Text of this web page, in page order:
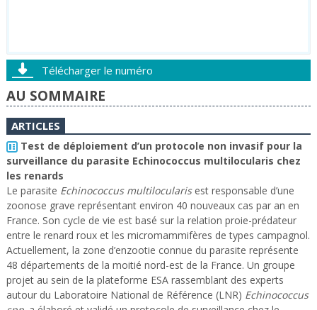
Télécharger le numéro
AU SOMMAIRE
ARTICLES
Test de déploiement d’un protocole non invasif pour la
surveillance du parasite Echinococcus multilocularis chez
les renards
Le parasite Echinococcus multilocularisest responsable d’une
zoonose grave représentant environ 40 nouveaux cas par an en
France. Son cycle de vie est basé sur la relation proie-prédateur
entre le renard roux et les micromammifères de types campagnol.
Actuellement, la zone d’enzootie connue du parasite représente
48 départements de la moitié nord-est de la France. Un groupe
projet au sein de la plateforme ESA rassemblant des experts
autour du Laboratoire National de Référence (LNR) Echinococcus